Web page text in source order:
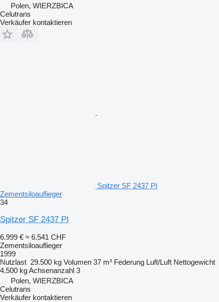
Polen, WIERZBICA
Celutrans
Verkäufer kontaktieren
Spitzer SF 2437 PI
Zementsiloauflieger
34
Spitzer SF 2437 PI
6.999 € ≈ 6.541 CHF
Zementsiloauflieger
1999
Nutzlast 29.500 kg Volumen 37 m³ Federung Luft/Luft Nettogewicht
4.500 kgAchsenanzahl 3
Polen, WIERZBICA
Celutrans
Verkäufer kontaktieren